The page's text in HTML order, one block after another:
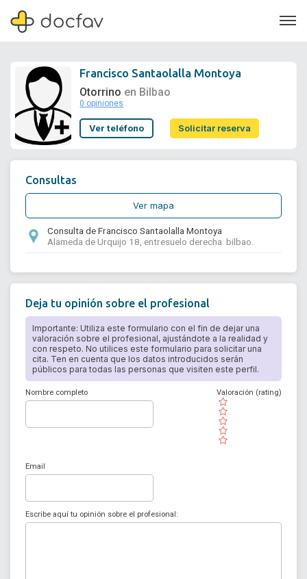
Soporte
Francisco Santaolalla Montoya
Otorrino en Bilbao
0 opiniones
Ver teléfono Solicitar reserva
Consultas
Ver mapa
Consulta de Francisco Santaolalla Montoya
Alameda de Urquijo 18, entresuelo derecha. bilbao.
Deja tu opinión sobre el profesional
Importante: Utiliza este formulario con el fin de dejar una
valoración sobre el profesional, ajustándote a la realidad y
con respeto. No utilices este formulario para solicitar una
cita. Ten en cuenta que los datos introducidos serán
públicos para todas las personas que visiten este perfil.
Nombre completo
( )
( )
( )
( )
( )
Valoración (rating)
Email
Escribe aquí tu opinión sobre el profesional: